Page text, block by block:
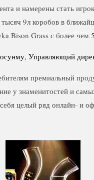
и намерены стать
9л коробов в
Bison Grass с более чем
Управляющий
премиальный
у знаменитостей и
целый ряд онлайн- и